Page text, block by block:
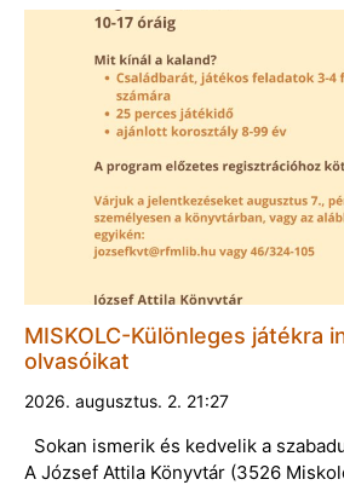
MISKOLC-Különleges játékra
olvasóikat
2026. augusztus. 2. 21:27
Sokan ismerik és kedvelik a
A József Attila Könyvtár (3526